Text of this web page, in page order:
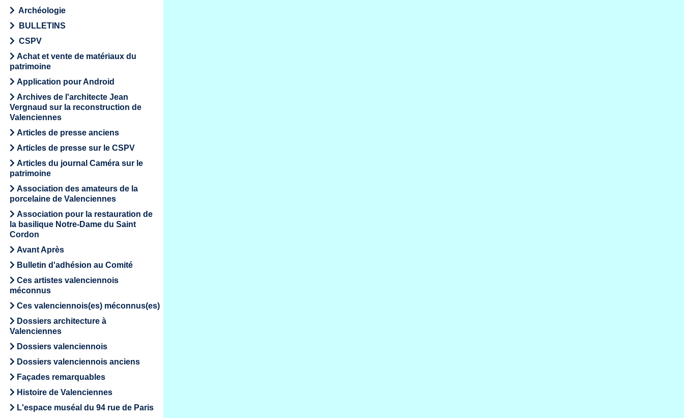
Archéologie
BULLETINS
CSPV
Achat et vente de matériaux du
patrimoine
Application pour Android
Archives de l'architecte Jean
Vergnaud sur la reconstruction de
Valenciennes
Articles de presse anciens
Articles de presse sur le CSPV
Articles du journal Caméra sur le
patrimoine
Association des amateurs de la
porcelaine de Valenciennes
Association pour la restauration de
la basilique Notre-Dame du Saint
Cordon
Avant Après
Bulletin d'adhésion au Comité
Ces artistes valenciennois
méconnus
Ces valenciennois(es) méconnus(es)
Dossiers architecture à
Valenciennes
Dossiers valenciennois
Dossiers valenciennois anciens
Façades remarquables
Histoire de Valenciennes
L'espace muséal du 94 rue de Paris